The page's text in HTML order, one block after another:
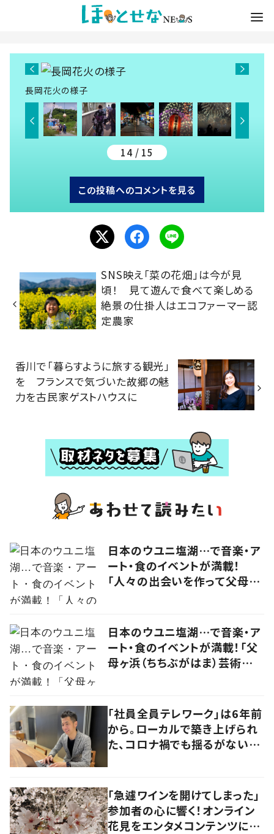
長岡花火の様子
14 / 15
この投稿へのコメントを見る
SNS映え「菜の花畑」は今が見
頃！ 見て遊んで食べて楽しめる
絶景の仕掛人はエコファーマー認
定農家
香川で「暮らすように旅する観光」
を フランスで気づいた故郷の魅
力を古民家ゲストハウスに
日本のウユニ塩湖…で音楽・ア
ート・食のイベントが満載！
「人々の出会いを作って父母ヶ
日本のウユニ塩湖…で音楽・ア
ート・食のイベントが満載！「父
母ヶ浜（ちちぶがはま）芸術祭
「社員全員テレワーク」は6年前
から。ローカルで築き上げられ
た、コロナ禍でも揺るがないビ
「急遽ワインを開けてしまった」
参加者の心に響く！オンライン
花見をエンタメコンテンツに仕